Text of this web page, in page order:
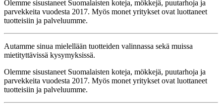
Olemme sisustaneet Suomalaisten koteja, mökkejä, puutarhoja ja
parvekkeita vuodesta 2017. Myös monet yritykset ovat luottaneet
tuotteisiin ja palveluumme.
Autamme sinua mielellään tuotteiden valinnassa sekä muissa
mietityttävissä kysymyksissä.
Olemme sisustaneet Suomalaisten koteja, mökkejä, puutarhoja ja
parvekkeita vuodesta 2017. Myös monet yritykset ovat luottaneet
tuotteisiin ja palveluumme.